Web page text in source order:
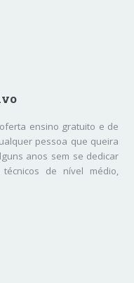
ensino gratuito e de
pessoa que queira
anos sem se dedicar
de nível médio,